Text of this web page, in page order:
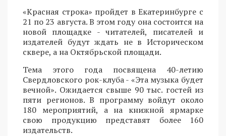
«Красная строка» пройдет в Екатеринбурге с
21 по 23 августа. В этом году она состоится на
новой площадке - читателей, писателей и
издателей будут ждать не в Историческом
сквере, а на Октябрьской площади.
Тема этого года посвящена 40-летию
Свердловского рок-клуба - «Эта музыка будет
вечной». Ожидается свыше 90 тыс. гостей из
пяти регионов. В программу войдут около
180 мероприятий, а на книжной ярмарке
свою продукцию представят более 160
издательств.